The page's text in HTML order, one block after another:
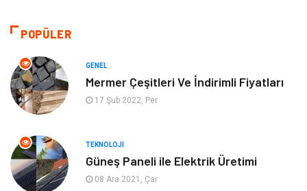
Gündem
Otomotiv
Yapı İnşaat
Tatil Emlak
POPÜLER
GENEL
Mermer Çeşitleri Ve İndirimli Fiyatları
17 Şub 2022, Per
TEKNOLOJI
Güneş Paneli ile Elektrik Üretimi
08 Ara 2021, Çar